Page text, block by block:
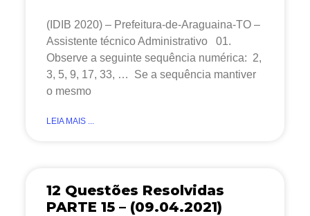
(IDIB 2020) – Prefeitura-de-Araguaina-TO –
Assistente técnico Administrativo 01.
Observe a seguinte sequência numérica: 2,
3, 5, 9, 17, 33, … Se a sequência mantiver
o mesmo
LEIA MAIS ...
12 Questões Resolvidas
PARTE 15 – (09.04.2021)